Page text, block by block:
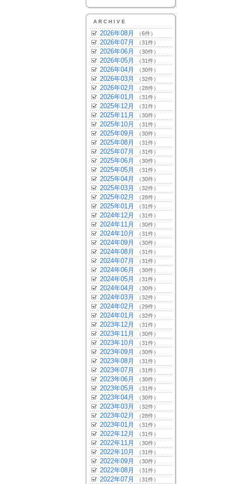
ARCHIVE
2026年08月 （6件）
2026年07月 （31件）
2026年06月 （30件）
2026年05月 （31件）
2026年04月 （30件）
2026年03月 （32件）
2026年02月 （28件）
2026年01月 （31件）
2025年12月 （31件）
2025年11月 （30件）
2025年10月 （31件）
2025年09月 （30件）
2025年08月 （31件）
2025年07月 （31件）
2025年06月 （30件）
2025年05月 （31件）
2025年04月 （30件）
2025年03月 （32件）
2025年02月 （28件）
2025年01月 （31件）
2024年12月 （31件）
2024年11月 （30件）
2024年10月 （31件）
2024年09月 （30件）
2024年08月 （31件）
2024年07月 （31件）
2024年06月 （30件）
2024年05月 （31件）
2024年04月 （30件）
2024年03月 （32件）
2024年02月 （29件）
2024年01月 （32件）
2023年12月 （31件）
2023年11月 （30件）
2023年10月 （31件）
2023年09月 （30件）
2023年08月 （31件）
2023年07月 （31件）
2023年06月 （30件）
2023年05月 （31件）
2023年04月 （30件）
2023年03月 （32件）
2023年02月 （28件）
2023年01月 （31件）
2022年12月 （31件）
2022年11月 （30件）
2022年10月 （31件）
2022年09月 （30件）
2022年08月 （31件）
2022年07月 （31件）